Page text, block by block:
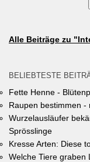
gewinnen gibt es
das Anmeldeformular
Alle Beiträge zu
BELIEBTESTE
Fette Henne -
Raupen bestimmen -
Wurzelausläufer
Sprösslinge
Kresse Arten: Diese
Welche Tiere graben